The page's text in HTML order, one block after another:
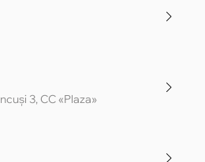
3, CC «Plaza»